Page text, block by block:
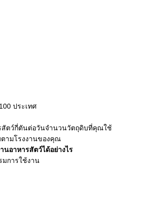
ประเทศ
สัตว์กี่ตันต่อวันจำนวนวัตถุดิบที่คุณใช้
ตามโรงงานของคุณ
นอาหารสัตว์ได้อย่างไร
การใช้งาน